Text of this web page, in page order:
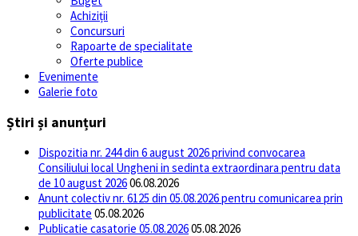
Achiziții
Concursuri
Rapoarte de specialitate
Oferte publice
Evenimente
Galerie foto
Știri și anunțuri
Dispozitia nr. 244 din 6 august 2026 privind convocarea
Consiliului local Ungheni in sedinta extraordinara pentru data
de 10 august 202606.08.2026
Anunt colectiv nr. 6125 din 05.08.2026 pentru comunicarea prin
publicitate 05.08.2026
Publicatie casatorie 05.08.202605.08.2026